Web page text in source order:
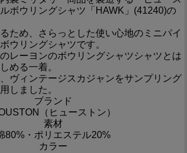
ボウリングシャツ「HAWK」(41240)の
ため、さらっとした使い心地のミニパイ
ウリングシャツです。
レーヨンのボウリングシャツシャツとは
める一着。
ヴィンテージスカジャンをサンプリング
しました。
ブランド
（ヒューストン）
素材
80%・ポリエステル20%
カラー